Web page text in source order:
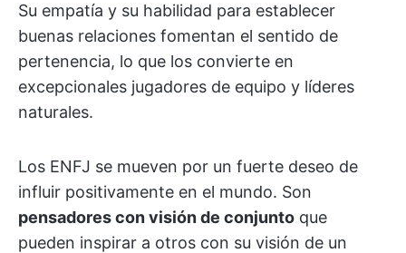
Su empatía y su habilidad para establecer
buenas relaciones fomentan el sentido de
pertenencia, lo que los convierte en
excepcionales jugadores de equipo y líderes
naturales.
Los ENFJ se mueven por un fuerte deseo de
influir positivamente en el mundo. Son
pensadores con visión de conjunto que
pueden inspirar a otros con su visión de un